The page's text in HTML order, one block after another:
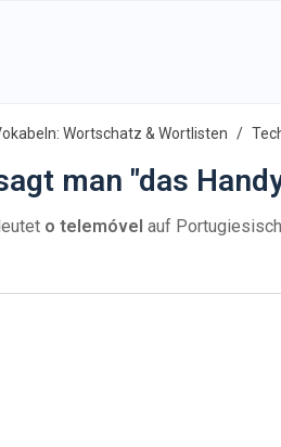
Wortschatz & Wortlisten
man "das
o telemóvel auf